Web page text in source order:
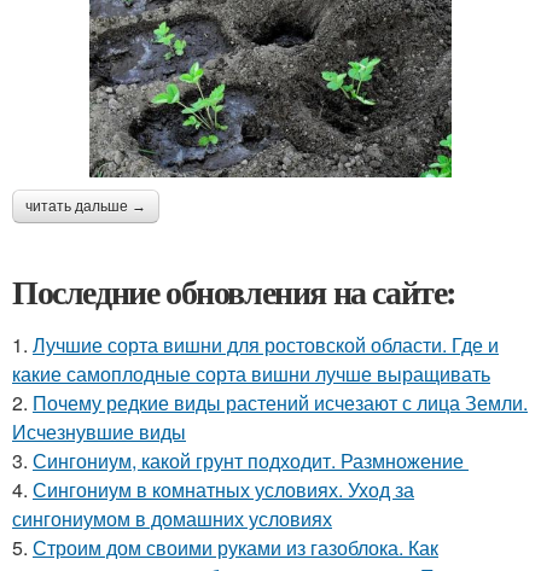
читать дальше →
Последние обновления на сайте:
1. Лучшие сорта вишни для ростовской области. Где и
какие самоплодные сорта вишни лучше выращивать
2. Почему редкие виды растений исчезают с лица Земли.
Исчезнувшие виды
3. Сингониум, какой грунт подходит. Размножение
4. Сингониум в комнатных условиях. Уход за
сингониумом в домашних условиях
5. Строим дом своими руками из газоблока. Как